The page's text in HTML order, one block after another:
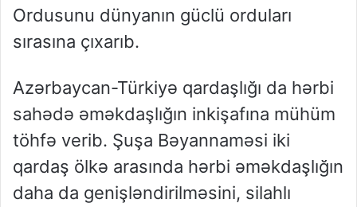
Ordusunu dünyanın güclü orduları
sırasına çıxarıb.
Azərbaycan-Türkiyə qardaşlığı da hərbi
sahədə əməkdaşlığın inkişafına mühüm
töhfə verib. Şuşa Bəyannaməsi iki
qardaş ölkə arasında hərbi əməkdaşlığın
daha da genişləndirilməsini, silahlı